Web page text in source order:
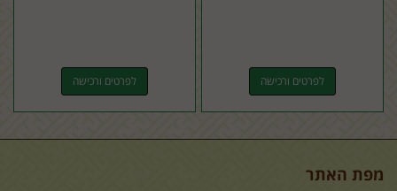
לפרטים ורכישה לפרטים ורכישה
מפת האתר